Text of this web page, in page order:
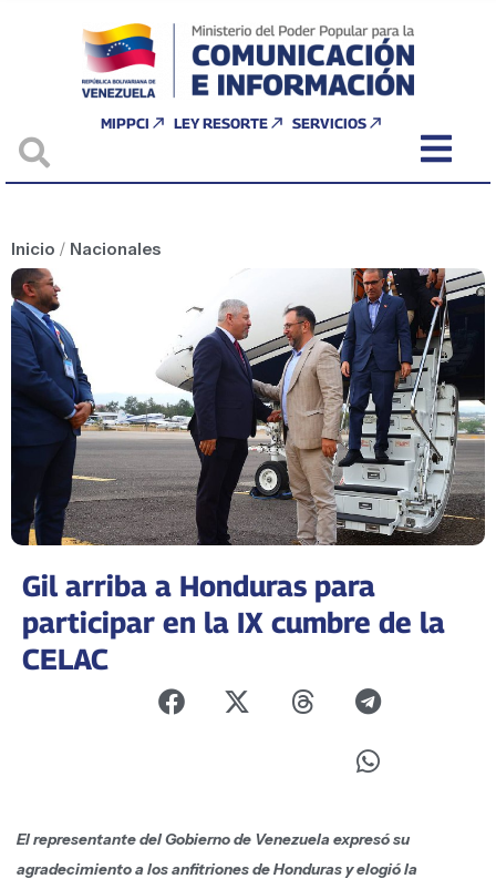
MIPPCI LEY RESORTE SERVICIOS
Inicio / Nacionales
Gil arriba a Honduras para
participar en la IX cumbre de la
CELAC
El representante del Gobierno de Venezuela expresó su
agradecimiento a los anfitriones de Honduras y elogió la